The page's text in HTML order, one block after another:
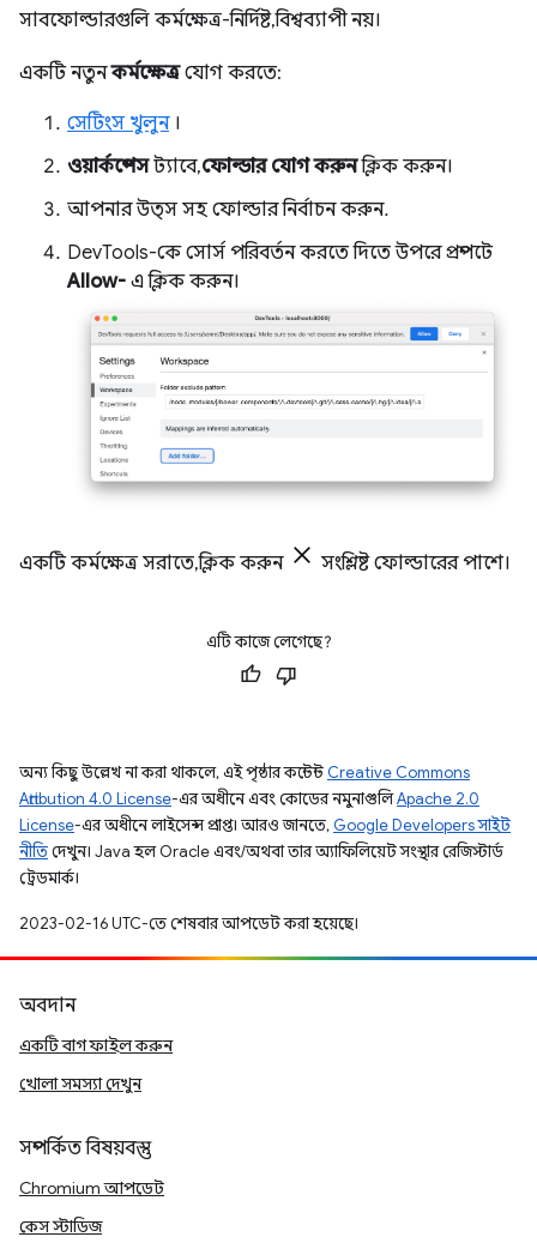
সাবফোল্ডারগুলি কর্মক্ষেত্র-নির্দিষ্ট, বিশ্বব্যাপী নয়।
একটি নতুনকর্মক্ষেত্রযোগ করতে:
সেটিংস খুলুন।
ওয়ার্কস্পেসট্যাবে,ফোল্ডার যোগ করুনক্লিক করুন।
আপনার উত্স সহ ফোল্ডার নির্বাচন করুন.
DevTools-কে সোর্স পরিবর্তন করতে দিতে উপরে প্রম্পটে
Allow- এ ক্লিক করুন।
একটি কর্মক্ষেত্র সরাতে, ক্লিক করুন সংশ্লিষ্ট ফোল্ডারের পাশে।
এটি কাজে লেগেছে?
অন্য কিছু উল্লেখ না করা থাকলে, এই পৃষ্ঠার কন্টেন্ট Creative Commons
Attribution 4.0 License-এর অধীনে এবং কোডের নমুনাগুলিApache 2.0
License-এর অধীনে লাইসেন্স প্রাপ্ত। আরও জানতে, Google Developers সাইট
নীতিদেখুন। Java হল Oracle এবং/অথবা তার অ্যাফিলিয়েট সংস্থার রেজিস্টার্ড
ট্রেডমার্ক।
2023-02-16 UTC-তে শেষবার আপডেট করা হয়েছে।
অবদান
একটি বাগ ফাইল করুন
খোলা সমস্যা দেখুন
সম্পর্কিত বিষয়বস্তু
Chromium আপডেট
কেস স্টাডিজ